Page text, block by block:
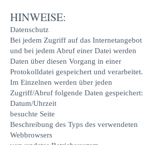
HINWEISE:
Datenschutz
Bei jedem Zugriff auf das Internetangebot
und bei jedem Abruf einer Datei werden
Daten über diesen Vorgang in einer
Protokolldatei gespeichert und verarbeitet.
Im Einzelnen werden über jeden
Zugriff/Abruf folgende Daten gespeichert:
Datum/Uhrzeit
besuchte Seite
Beschreibung des Typs des verwendeten
Webbrowsers